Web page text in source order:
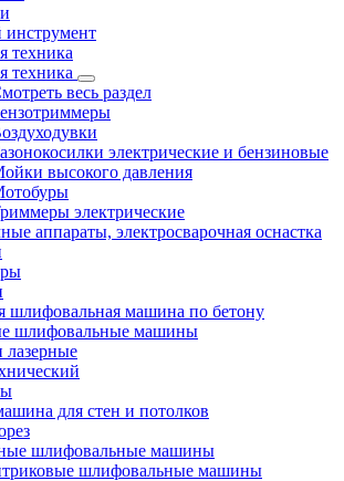
инструмент
техника
техника
весь раздел
электрические и бензиновые
высокого давления
электрические
аппараты, электросварочная оснастка
шлифовальная машина по бетону
шлифовальные машины
лазерные
для стен и потолков
шлифовальные машины
шлифовальные машины